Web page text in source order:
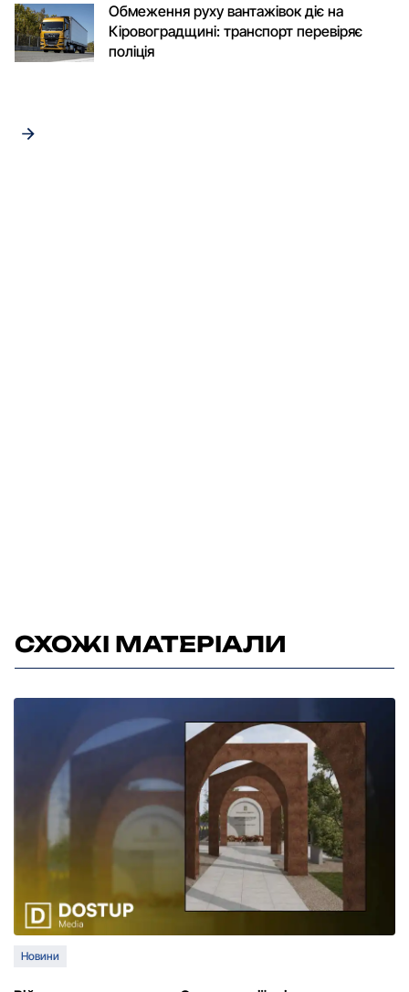
Обмеження руху вантажівок діє на
Кіровоградщині: транспорт перевіряє
поліція
СХОЖІ МАТЕРІАЛИ
Новини